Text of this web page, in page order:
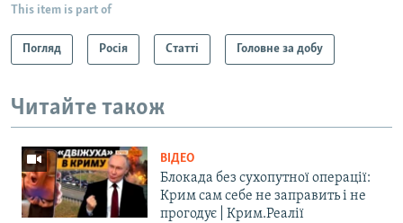
This item is part of
Погляд Росія Статті Головне за добу
Читайте також
ВІДЕО
Блокада без сухопутної операції:
Крим сам себе не заправить і не
прогодує | Крим.Реалії